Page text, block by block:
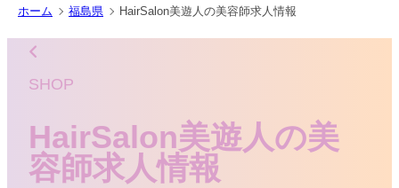
ホーム 福島県 HairSalon美遊人の美容師求人情報
SHOP
HairSalon美遊人の美
容師求人情報